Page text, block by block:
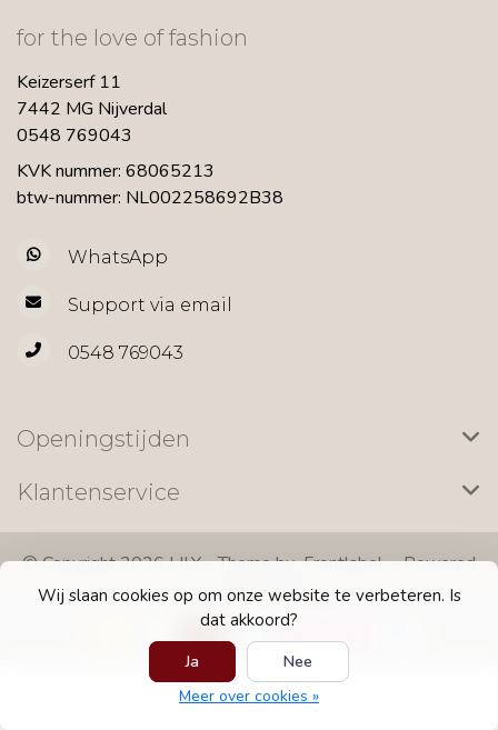
Wij slaan cookies op om onze website te verbeteren. Is
dat akkoord?
Ja
Nee
Meer over cookies »
for the love of fashion
Keizerserf 11
7442 MG Nijverdal
0548 769043
KVK nummer: 68065213
btw-nummer: NL002258692B38
WhatsApp
Support via email
0548 769043
Openingstijden
Klantenservice
© Copyright 2026 LILY - Theme byFrontlabel- Powered
byLightspeed